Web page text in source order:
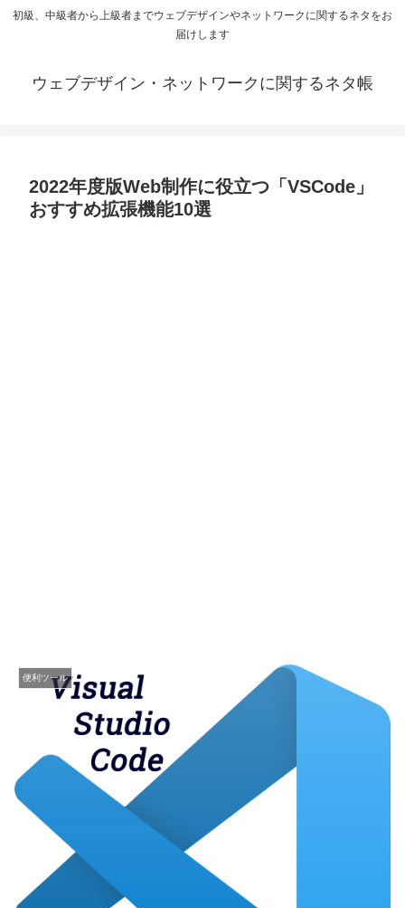
初級、中級者から上級者までウェブデザインやネットワークに関するネタをお
届けします
ウェブデザイン・ネットワークに関するネタ帳
2022年度版Web制作に役立つ「VSCode」
おすすめ拡張機能10選
便利ツール